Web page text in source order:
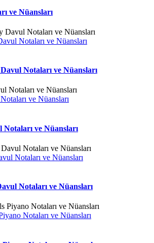
ve Nüansları
Notaları ve Nüansları
Notaları ve Nüansları
ve Nüansları
ve Nüansları
Notaları ve Nüansları
Notaları ve Nüansları
Notaları ve Nüansları